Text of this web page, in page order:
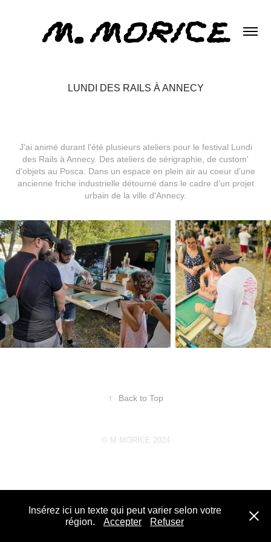
LUNDI DES RAILS À ANNECY
J'ai animé durant l'été plusieurs ateliers pour le festival Lundi
des Rails à Annecy. Des ateliers de sérigraphie, de custom'
d'objets au Posca. Dans un espace en plein air au coeur d'une
ancienne friche industrielle détourné dans le cadre d'un projet
urbain de la ville d'Annecy.
↑ Back to Top
© M.MORICE 2024
Insérez ici un texte qui peut varier selon votre
région.
Accepter Refuser